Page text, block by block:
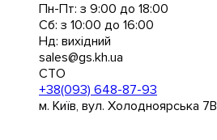
Пн-Пт: з 9:00 до 18:00
Сб: з 10:00 до 16:00
Нд: вихідний
sales@gs.kh.ua
СТО
+38(093) 648-87-93
м. Київ, вул. Холодноярська 7В